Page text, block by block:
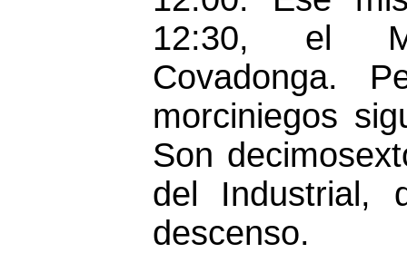
12:30, el
Covadonga.
morciniegos
Son
del Industrial,
descenso.